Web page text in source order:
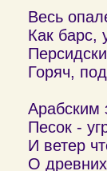
Весь
Как барс,
Горяч,
Арабским
Песок -
И ветер
О